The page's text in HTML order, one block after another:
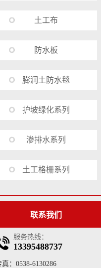
土工布
防水板
膨润土防水毯
护坡绿化系列
渗排水系列
土工格栅系列
联系我们
服务热线：
13395488737
真：0538-6130286